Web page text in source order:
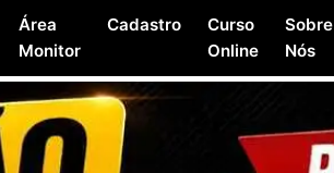
Área
Monitor
Cadastro
Curso
Online
Sobre
Nós